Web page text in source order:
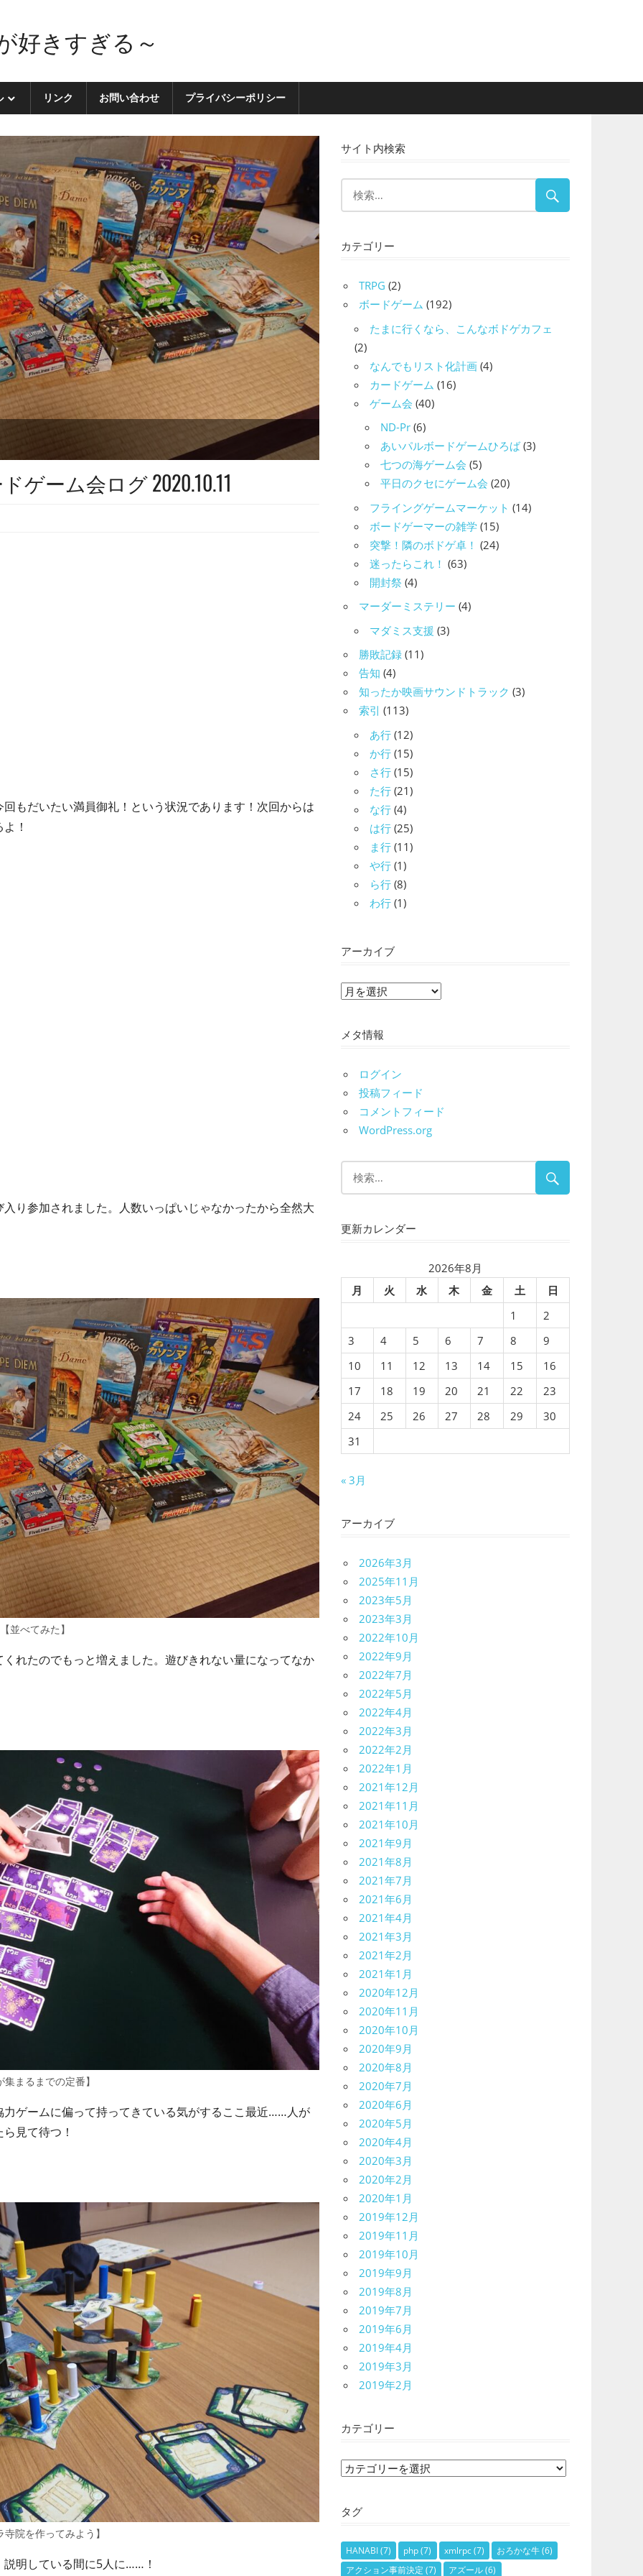
好きすぎる～
リンク お問い合わせ プライバシーポリシー
ゲーム会ログ 2020.10.11
もだいたい満員御礼！という状況であります！次回からは
！
り参加されました。人数いっぱいじゃなかったから全然大
【並べてみた】
れたのでもっと増えました。遊びきれない量になってなか
集まるまでの定番】
ゲームに偏って持ってきている気がするここ最近……人が
見て待つ！
寺院を作ってみよう】
明している間に5人に……！
サイト内検索
カテゴリー
TRPG (2)
ボードゲーム (192)
たまに行くなら、こんなボドゲカフェ
(2)
なんでもリスト化計画 (4)
カードゲーム (16)
ゲーム会 (40)
ND-Pr (6)
あいパルボードゲームひろば(3)
七つの海ゲーム会 (5)
平日のクセにゲーム会 (20)
フライングゲームマーケット (14)
ボードゲーマーの雑学 (15)
突撃！隣のボドゲ卓！ (24)
迷ったらこれ！ (63)
開封祭 (4)
マーダーミステリー (4)
マダミス支援 (3)
勝敗記録 (11)
告知 (4)
知ったか映画サウンドトラック (3)
索引 (113)
あ行 (12)
か行 (15)
さ行 (15)
た行 (21)
な行 (4)
は行 (25)
ま行 (11)
や行 (1)
ら行 (8)
わ行 (1)
アーカイブ
ア
カ
メタ情報
ログイン
投稿フィード
コメントフィード
WordPress.org
更新カレンダー
2026年8月
月
火 水 木 金 土
日
1
2
3
4 5 6 7 8
9
10
11 12 13 14 15
16
17
18 19 20 21 22
23
24
25 26 27 28 29
30
31
« 3月
アーカイブ
2026年3月
2025年11月
2023年5月
2023年3月
2022年10月
2022年9月
2022年7月
2022年5月
2022年4月
2022年3月
2022年2月
2022年1月
2021年12月
2021年11月
2021年10月
2021年9月
2021年8月
2021年7月
2021年6月
2021年4月
2021年3月
2021年2月
2021年1月
2020年12月
2020年11月
2020年10月
2020年9月
2020年8月
2020年7月
2020年6月
2020年5月
2020年4月
2020年3月
2020年2月
2020年1月
2019年12月
2019年11月
2019年10月
2019年9月
2019年8月
2019年7月
2019年6月
2019年4月
2019年3月
2019年2月
カテゴリー
カ
ゴ
ー
タグ
HANABI(7) php(7) xmlrpc(7) おろかな牛(6)
アクション事前決定 (7) アズール(6)